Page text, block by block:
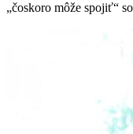
„čoskoro môže spojiť“